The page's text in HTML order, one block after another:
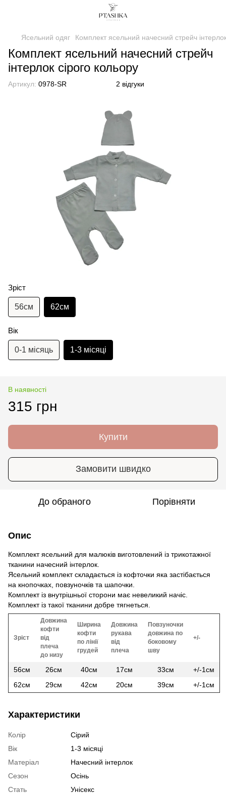
Ясельний одяг Комплект ясельний начесний стрейч
Комплект ясельний начесний стрейч
інтерлок сірого кольору
Артикул: 0978-SR 2 відгуки
Зріст
56см 62см
Вік
0-1 місяць 1-3 місяці
В наявності
315 грн
Купити
Замовити швидко
До обраного Порівняти
Опис
Комплект ясельний для малюків виготовлений із трикотажної
тканини начесний інтерлок.
Ясельний комплект складається із кофточки яка застібається
на кнопочках, повзуночків та шапочки.
Комплект із внутрішньої сторони має невеликий начіс.
Комплект із такої тканини добре тягнеться.
Зріст
Довжина
кофти
від
плеча
до низу
Ширина
кофти
по лінії
грудей
Довжина
рукава
від
плеча
Повзуночки
довжина по
боковому
шву
+/-
56см 26см 40см 17см 33см
+/-1см
62см
29см 42см 20см 39см +/-1см
Характеристики
Колір
Сірий
Вік
1-3 місяці
Матеріал
Начесний інтерлок
Сезон
Осінь
Стать
Унісекс